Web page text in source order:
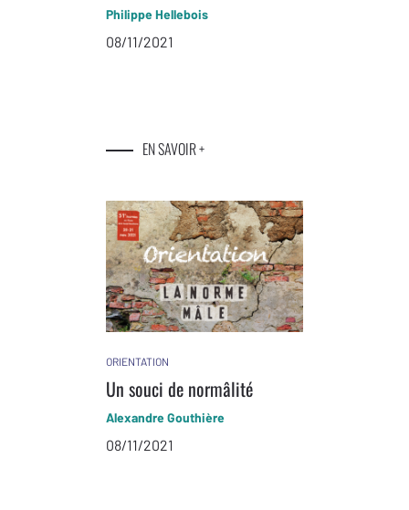
Philippe Hellebois
08/11/2021
EN SAVOIR +
ORIENTATION
Un souci de normâlité
Alexandre Gouthière
08/11/2021